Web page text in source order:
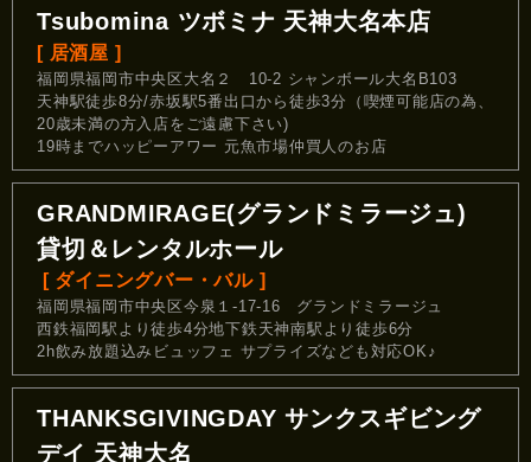
Tsubomina ツボミナ 天神大名本店
[ 居酒屋 ]
福岡県福岡市中央区大名２ 10-2 シャンボール大名B103
天神駅徒歩8分/赤坂駅5番出口から徒歩3分（喫煙可能店の為、
20歳未満の方入店をご遠慮下さい)
19時までハッピーアワー 元魚市場仲買人のお店
GRANDMIRAGE(グランドミラージュ)
貸切＆レンタルホール
[ ダイニングバー・バル ]
福岡県福岡市中央区今泉１-17-16 グランドミラージュ
西鉄福岡駅より徒歩4分地下鉄天神南駅より徒歩6分
2h飲み放題込みビュッフェ サプライズなども対応OK♪
THANKSGIVINGDAY サンクスギビング
デイ 天神大名